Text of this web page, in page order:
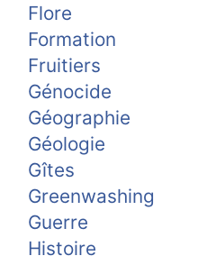
Flore
Formation
Fruitiers
Génocide
Géographie
Géologie
Gîtes
Greenwashing
Guerre
Histoire